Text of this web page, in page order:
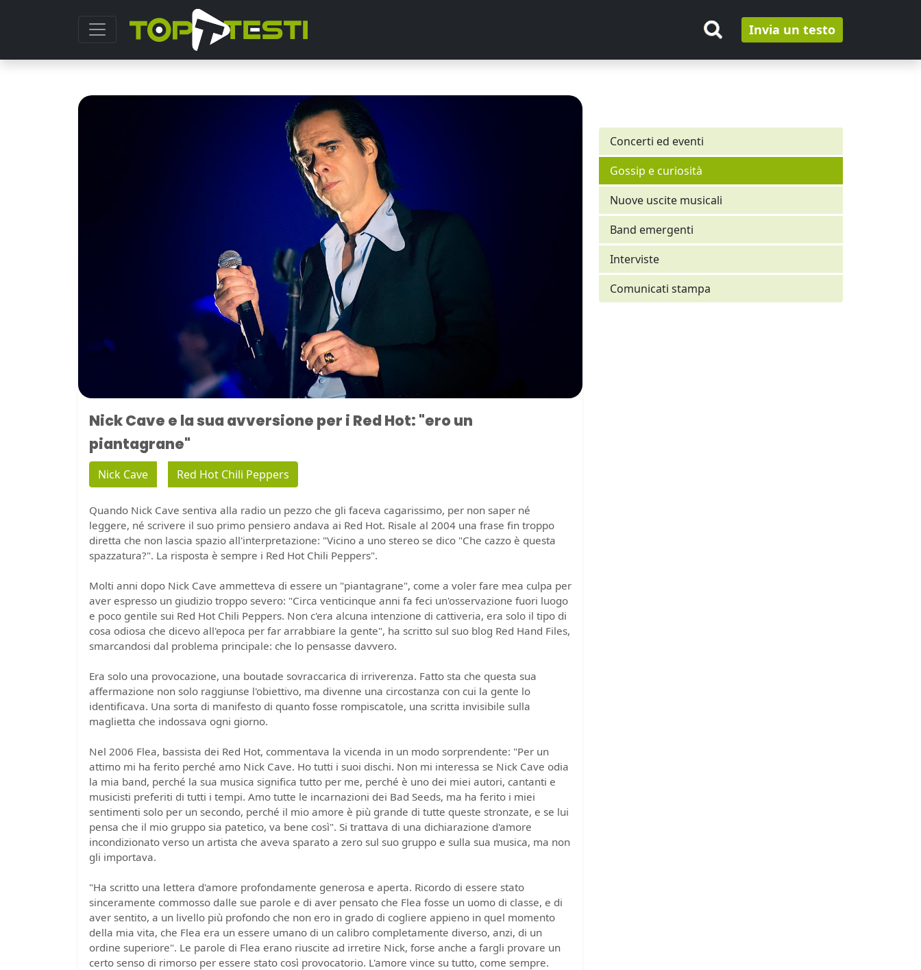
Invia un testo
Nick Cave e la sua avversione per i Red Hot: "ero un
piantagrane"
Nick Cave Red Hot Chili Peppers
Quando Nick Cave sentiva alla radio un pezzo che gli faceva cagarissimo, per non saper né
leggere, né scrivere il suo primo pensiero andava ai Red Hot. Risale al 2004 una frase fin troppo
diretta che non lascia spazio all'interpretazione: "Vicino a uno stereo se dico "Che cazzo è questa
spazzatura?". La risposta è sempre i Red Hot Chili Peppers".
Molti anni dopo Nick Cave ammetteva di essere un "piantagrane", come a voler fare mea culpa per
aver espresso un giudizio troppo severo: "Circa venticinque anni fa feci un'osservazione fuori luogo
e poco gentile sui Red Hot Chili Peppers. Non c'era alcuna intenzione di cattiveria, era solo il tipo di
cosa odiosa che dicevo all'epoca per far arrabbiare la gente", ha scritto sul suo blog Red Hand Files,
smarcandosi dal problema principale: che lo pensasse davvero.
Era solo una provocazione, una boutade sovraccarica di irriverenza. Fatto sta che questa sua
affermazione non solo raggiunse l'obiettivo, ma divenne una circostanza con cui la gente lo
identificava. Una sorta di manifesto di quanto fosse rompiscatole, una scritta invisibile sulla
maglietta che indossava ogni giorno.
Nel 2006 Flea, bassista dei Red Hot, commentava la vicenda in un modo sorprendente: "Per un
attimo mi ha ferito perché amo Nick Cave. Ho tutti i suoi dischi. Non mi interessa se Nick Cave odia
la mia band, perché la sua musica significa tutto per me, perché è uno dei miei autori, cantanti e
musicisti preferiti di tutti i tempi. Amo tutte le incarnazioni dei Bad Seeds, ma ha ferito i miei
sentimenti solo per un secondo, perché il mio amore è più grande di tutte queste stronzate, e se lui
pensa che il mio gruppo sia patetico, va bene così". Si trattava di una dichiarazione d'amore
incondizionato verso un artista che aveva sparato a zero sul suo gruppo e sulla sua musica, ma non
gli importava.
"Ha scritto una lettera d'amore profondamente generosa e aperta. Ricordo di essere stato
sinceramente commosso dalle sue parole e di aver pensato che Flea fosse un uomo di classe, e di
aver sentito, a un livello più profondo che non ero in grado di cogliere appieno in quel momento
della mia vita, che Flea era un essere umano di un calibro completamente diverso, anzi, di un
ordine superiore". Le parole di Flea erano riuscite ad irretire Nick, forse anche a fargli provare un
certo senso di rimorso per essere stato così provocatorio. L'amore vince su tutto, come sempre.
Concerti ed eventi
Gossip e curiosità
Nuove uscite musicali
Band emergenti
Interviste
Comunicati stampa